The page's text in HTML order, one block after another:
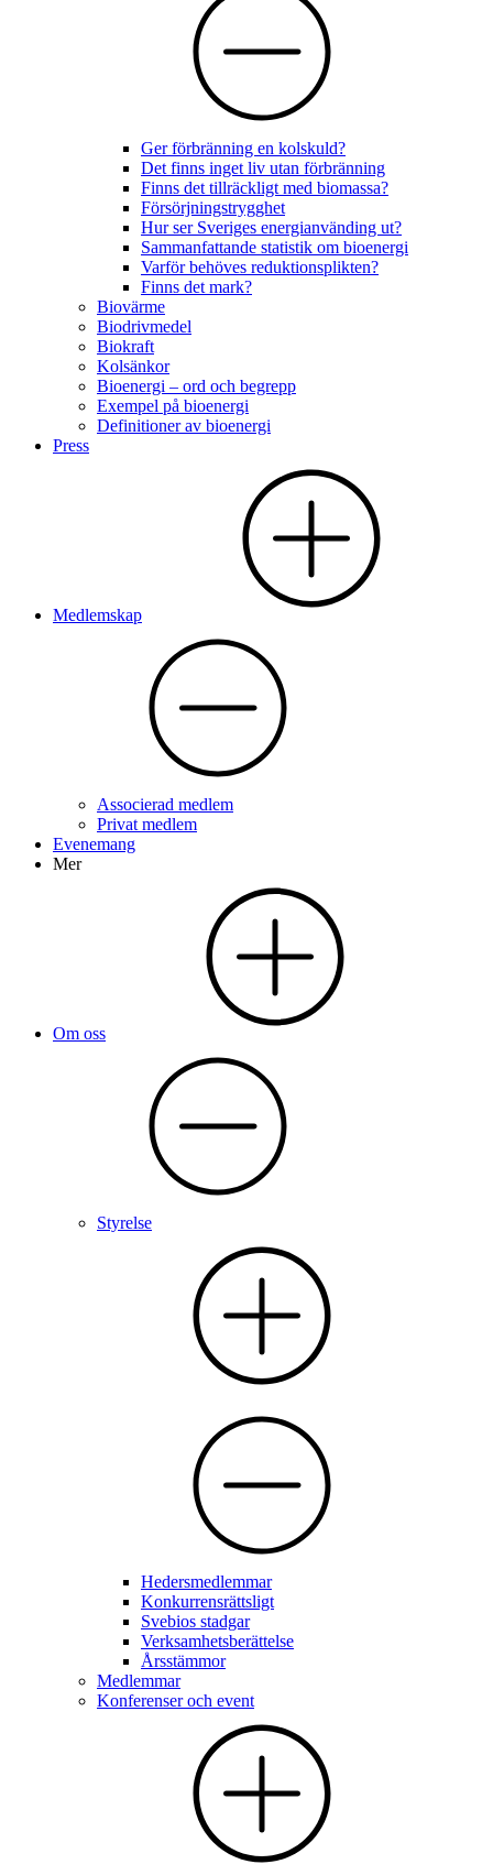
Ger förbränning en kolskuld?
Det finns inget liv utan förbränning
Finns det tillräckligt med biomassa?
Försörjningstrygghet
Hur ser Sveriges energianvänding ut?
Sammanfattande statistik om bioenergi
Varför behöves reduktionsplikten?
Finns det mark?
Biovärme
Biodrivmedel
Biokraft
Kolsänkor
Bioenergi – ord och begrepp
Exempel på bioenergi
Definitioner av bioenergi
Press
Medlemskap
Associerad medlem
Privat medlem
Evenemang
Mer
Om oss
Styrelse
Hedersmedlemmar
Konkurrensrättsligt
Svebios stadgar
Verksamhetsberättelse
Årsstämmor
Medlemmar
Konferenser och event